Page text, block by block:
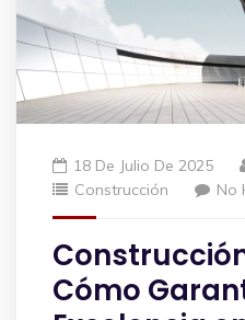
18 De Julio De 2025
Construcción
No
Cómo